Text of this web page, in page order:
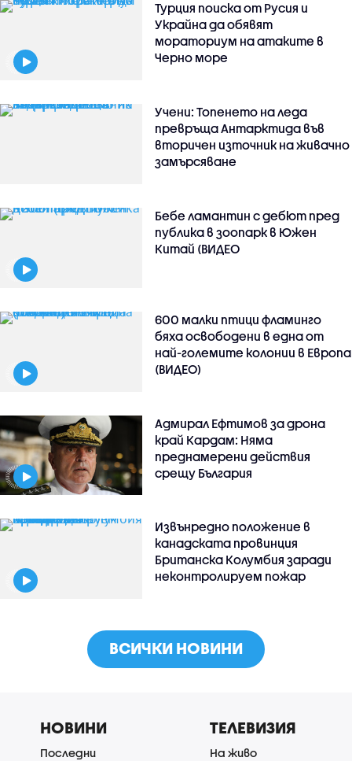
Турция поиска от Русия и
Украйна да обявят
мораториум на атаките в
Черно море
Учени: Топенето на леда
превръща Антарктида във
вторичен източник на живачно
замърсяване
Бебе ламантин с дебют пред
публика в зоопарк в Южен
Китай (ВИДЕО
600 малки птици фламинго
бяха освободени в една от
най-големите колонии в Европа
(ВИДЕО)
Адмирал Ефтимов за дрона
край Кардам: Няма
преднамерени действия
срещу България
Извънредно положение в
канадската провинция
Британска Колумбия заради
неконтролируем пожар
ВСИЧКИ НОВИНИ
НОВИНИ
Последни
ТЕЛЕВИЗИЯ
На живо